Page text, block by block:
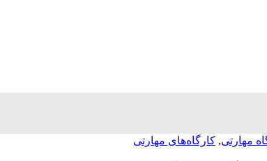
مهارتی, کارگاه‌های مهارتی